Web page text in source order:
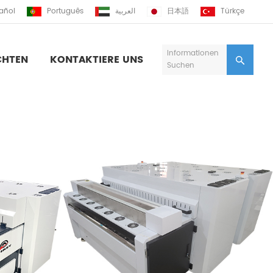
Português العربية 日本語 Türkçe
Informationen
Suchen
KONTAKTIERE UNS